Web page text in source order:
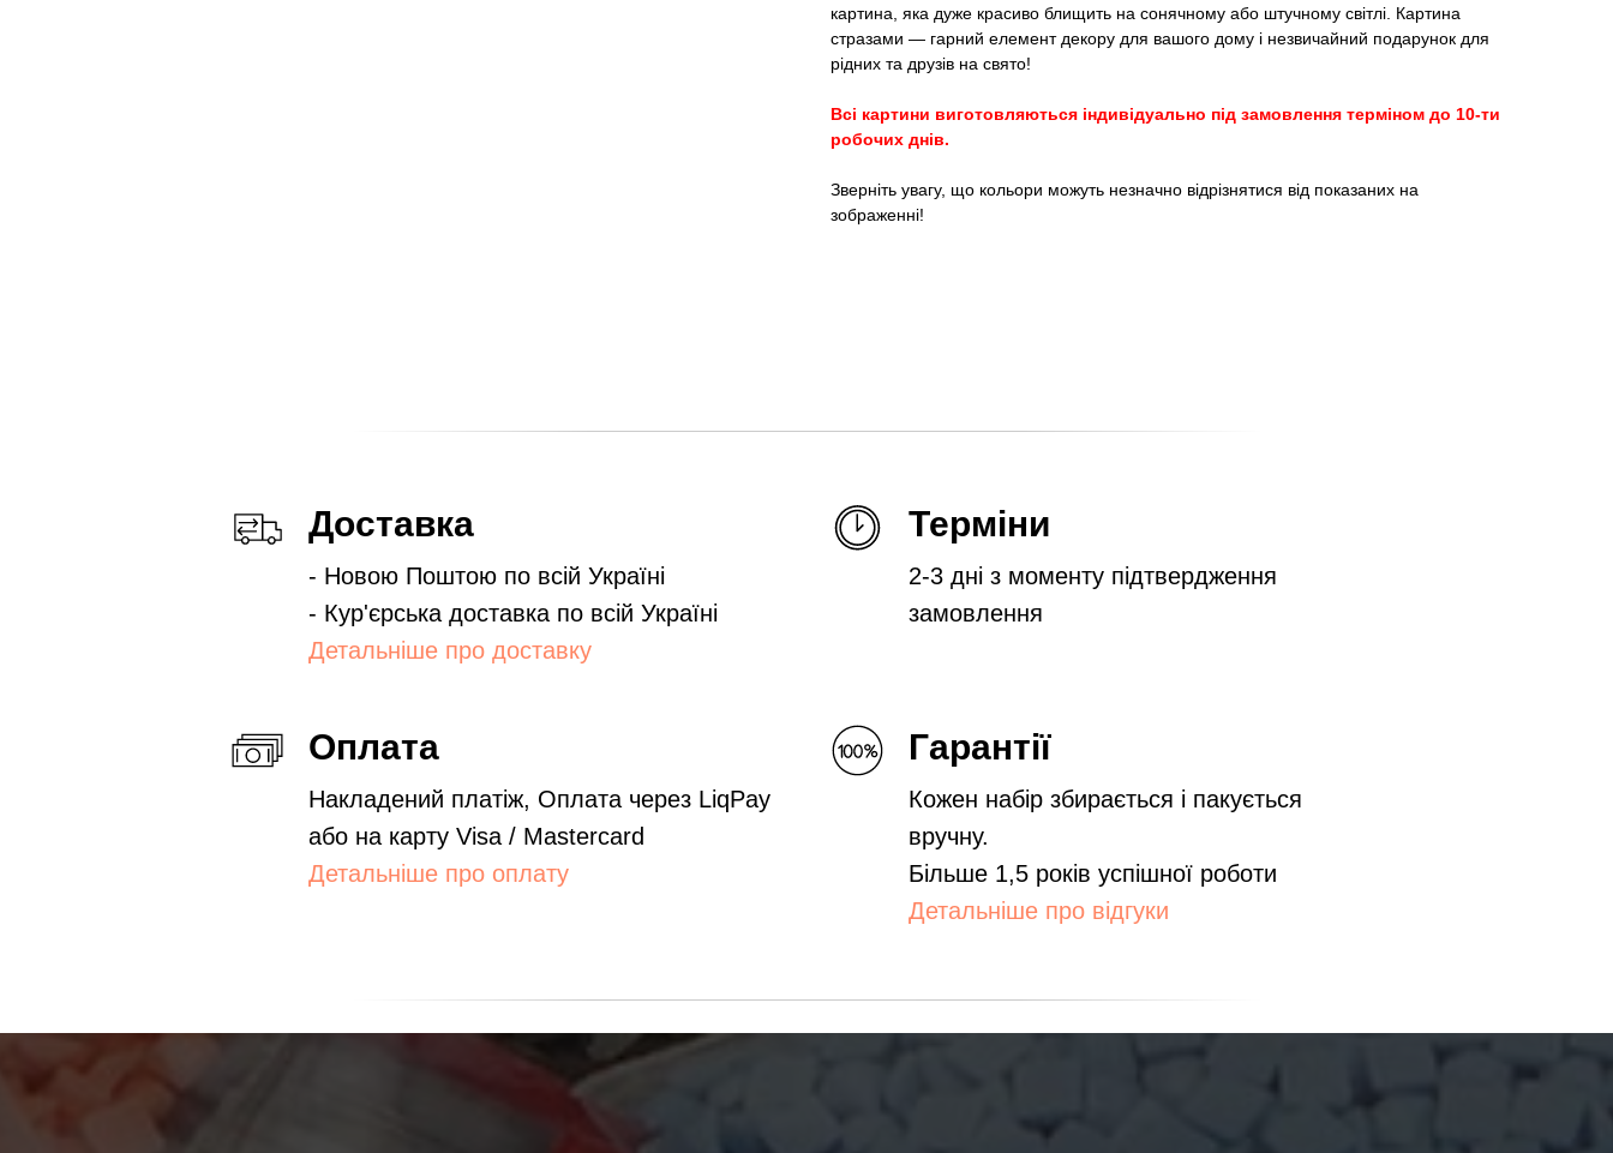
картина, яка дуже красиво блищить на сонячному або штучному світлі. Картина
стразами — гарний елемент декору для вашого дому і незвичайний подарунок для
рідних та друзів на свято!
Всі картини виготовляються індивідуально під замовлення терміном до 10-ти
робочих днів.
Зверніть увагу, що кольори можуть незначно відрізнятися від показаних на
зображенні!
Доставка
- Новою Поштою по всій Україні
- Кур'єрська доставка по всій Україні
Детальніше про доставку
Терміни
2-3 дні з моменту підтвердження
замовлення
Оплата
Накладений платіж, Оплата через LiqPay
або на карту Visa / Mastercard
Детальніше про оплату
Гарантії
Кожен набір збирається і пакується
вручну.
Більше 1,5 років успішної роботи
Детальніше про відгуки